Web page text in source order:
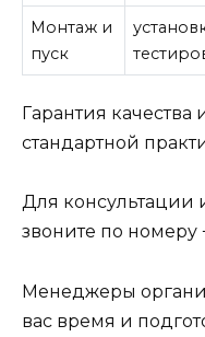
Монтаж и
пуск
Гарантия
стандартной
Для консультации
звоните по номеру
Менеджеры
вас время и